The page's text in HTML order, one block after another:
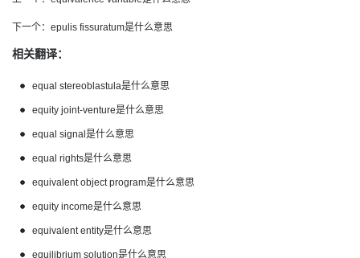
下一个： epulis fissuratum是什么意思
相关翻译：
equal stereoblastula是什么意思
equity joint-venture是什么意思
equal signal是什么意思
equal rights是什么意思
equivalent object program是什么意思
equity income是什么意思
equivalent entity是什么意思
equilibrium solution是什么意思